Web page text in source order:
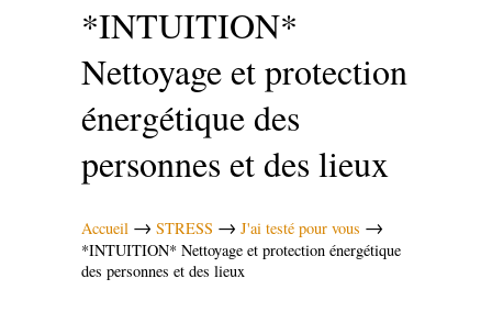
*INTUITION*
Nettoyage et protection
énergétique des
personnes et des lieux
Accueil → STRESS → J'ai testé pour vous →
*INTUITION* Nettoyage et protection énergétique
des personnes et des lieux